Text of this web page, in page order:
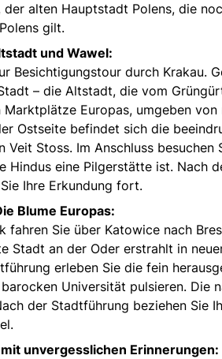
der alten Hauptstadt Polens, die
gilt.
und Wawel:
Besichtigungstour durch Krakau.
– die Altstadt, die vom
Europas, umgeben
Ostseite befindet sich die
Veit Stoss. Im Anschluss
Hindus eine Pilgerstätte ist. Nach
Ihre Erkundung fort.
Blume Europas:
fahren Sie über Katowice nach
Stadt an der Oder erstrahlt in
erleben Sie die fein
Universität pulsieren. Die
der Stadtführung beziehen Sie
unvergesslichen Erinnerungen: